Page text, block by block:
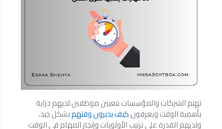
تهتم الشركات والمؤسسات بتعيين موظفين لديهم دراية
بأهمية الوقت ويعرفونكيف يديرون وقتهمبشكل جيد،
ولديهم القدرة على ترتيب الأولويات وإنجاز المهام في الوقت